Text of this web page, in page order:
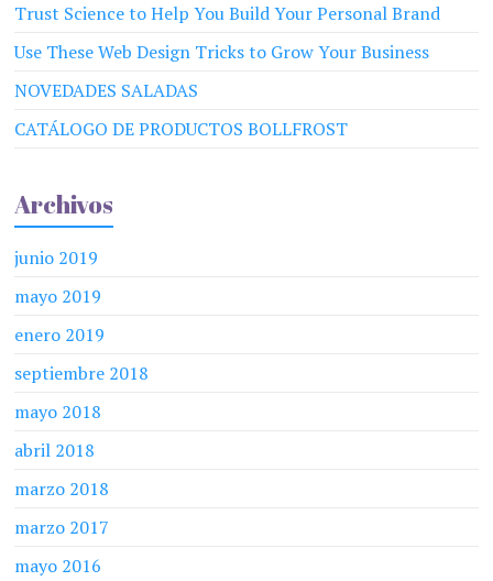
Trust Science to Help You Build Your Personal Brand
Use These Web Design Tricks to Grow Your Business
NOVEDADES SALADAS
CATÁLOGO DE PRODUCTOS BOLLFROST
Archivos
junio 2019
mayo 2019
enero 2019
septiembre 2018
mayo 2018
abril 2018
marzo 2018
marzo 2017
mayo 2016